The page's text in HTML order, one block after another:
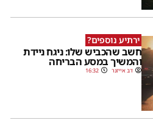
ירתיע נוספים?
חשב שהכביש שלו: ניגח ניידת
והמשיך במסע הבריחה
דב אייזנר 16:32